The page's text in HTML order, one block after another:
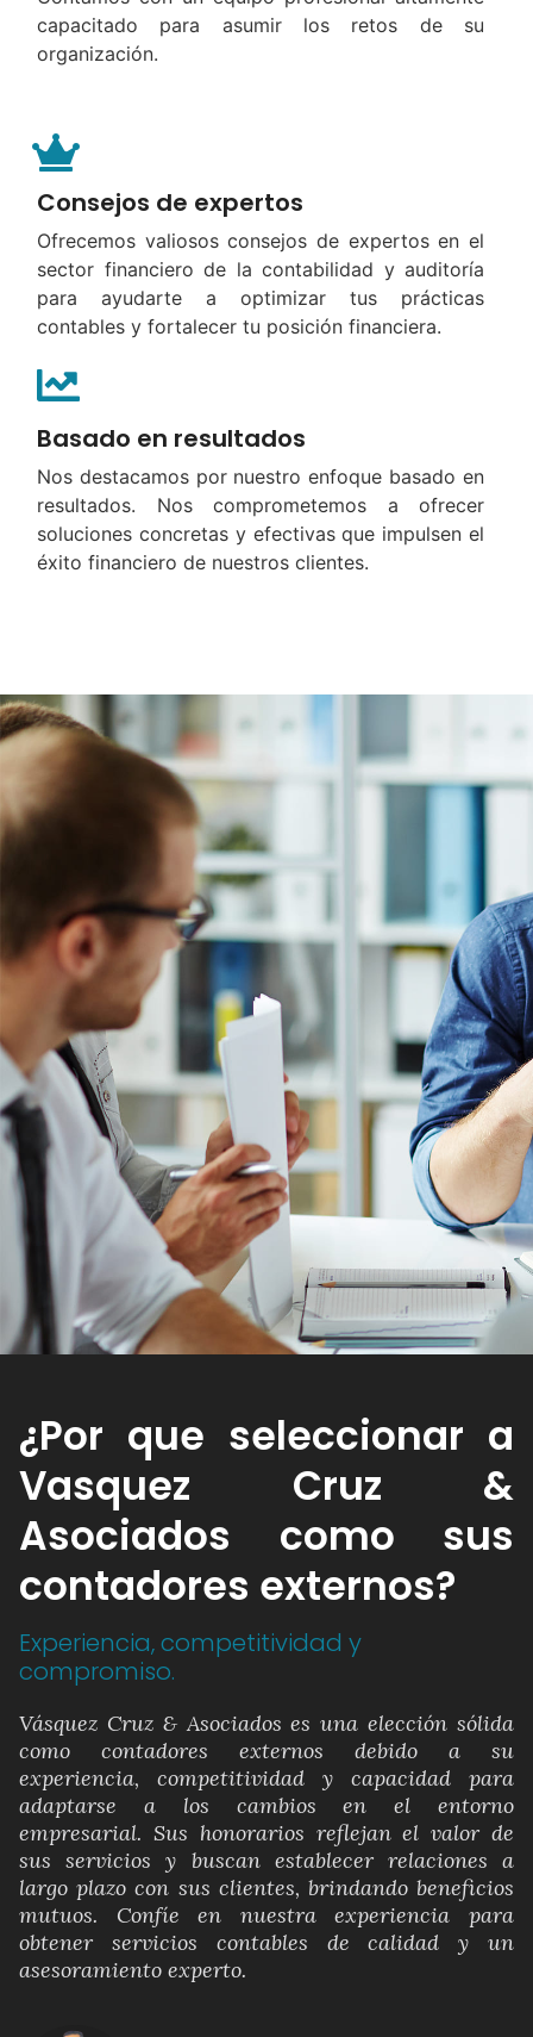
capacitado para asumir los retos de su
organización.
Consejos de expertos
Ofrecemos valiosos consejos de expertos en el
sector financiero de la contabilidad y auditoría
para ayudarte a optimizar tus prácticas
contables y fortalecer tu posición financiera.
Basado en resultados
Nos destacamos por nuestro enfoque basado en
resultados. Nos comprometemos a ofrecer
soluciones concretas y efectivas que impulsen el
éxito financiero de nuestros clientes.
¿Por que seleccionar a
Vasquez Cruz &
Asociados como sus
contadores externos?
Experiencia, competitividad y
compromiso.
Vásquez Cruz & Asociados es una elección sólida
como contadores externos debido a su
experiencia, competitividad y capacidad para
adaptarse a los cambios en el entorno
empresarial. Sus honorarios reflejan el valor de
sus servicios y buscan establecer relaciones a
largo plazo con sus clientes, brindando beneficios
mutuos. Confíe en nuestra experiencia para
obtener servicios contables de calidad y un
asesoramiento experto.